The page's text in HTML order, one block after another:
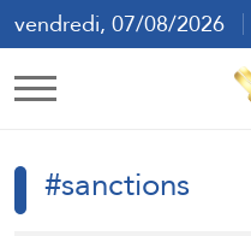
vendredi, 07/08/2026
#sanctions